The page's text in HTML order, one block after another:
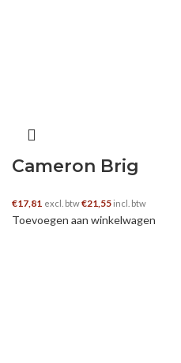
Cameron Brig
€17,81 excl. btw€21,55 incl. btw
Toevoegen aan winkelwagen